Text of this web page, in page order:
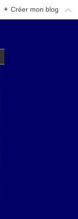
+ Créer mon blog